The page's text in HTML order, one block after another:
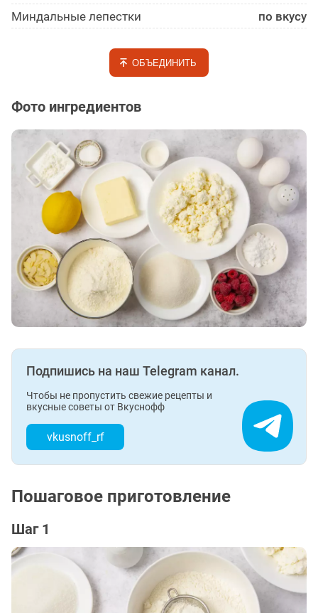
Миндальные лепестки
по вкусу
ОБЪЕДИНИТЬ
Фото ингредиентов
Подпишись на наш Telegram канал.
Чтобы не пропустить свежие рецепты и
вкусные советы от Вкуснофф
vkusnoff_rf
Пошаговое приготовление
Шаг 1